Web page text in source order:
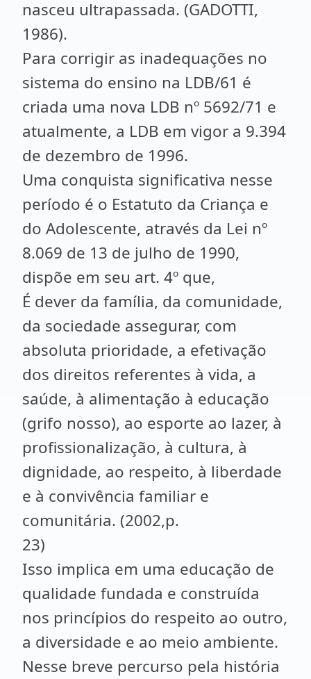
nasceu ultrapassada. (GADOTTI,
1986).
Para corrigir as inadequações no
sistema do ensino na LDB/61 é
criada uma nova LDB nº 5692/71 e
atualmente, a LDB em vigor a 9.394
de dezembro de 1996.
Uma conquista significativa nesse
período é o Estatuto da Criança e
do Adolescente, através da Lei nº
8.069 de 13 de julho de 1990,
dispõe em seu art. 4º que,
É dever da família, da comunidade,
da sociedade assegurar, com
absoluta prioridade, a efetivação
dos direitos referentes à vida, a
saúde, à alimentação à educação
(grifo nosso), ao esporte ao lazer, à
profissionalização, à cultura, à
dignidade, ao respeito, à liberdade
e à convivência familiar e
comunitária. (2002,p.
23)
Isso implica em uma educação de
qualidade fundada e construída
nos princípios do respeito ao outro,
a diversidade e ao meio ambiente.
Nesse breve percurso pela história